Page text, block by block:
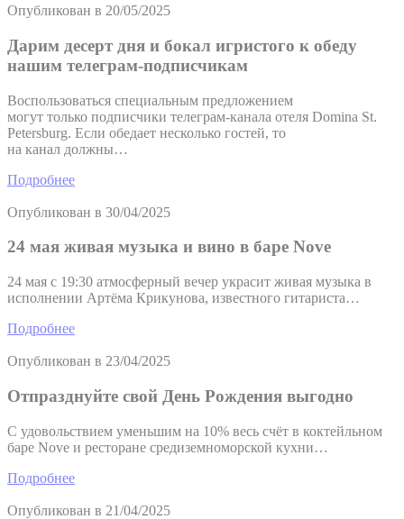
Опубликован в 20/05/2025
Дарим десерт дня и бокал игристого к обеду
нашим телеграм-подписчикам
Воспользоваться специальным предложением
могут только подписчики телеграм-канала отеля Domina St.
Petersburg. Если обедает несколько гостей, то
на канал должны…
Подробнее
Опубликован в 30/04/2025
24 мая живая музыка и вино в баре Nove
24 мая с 19:30 атмосферный вечер украсит живая музыка в
исполнении Артёма Крикунова, известного гитариста…
Подробнее
Опубликован в 23/04/2025
Отпразднуйте свой День Рождения выгодно
С удовольствием уменьшим на 10% весь счёт в коктейльном
баре Nove и ресторане средиземноморской кухни…
Подробнее
Опубликован в 21/04/2025